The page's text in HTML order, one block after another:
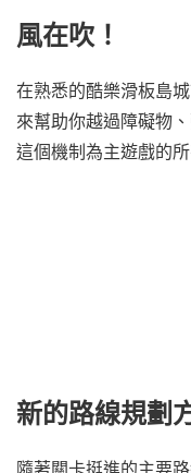
風在吹！
在熟悉的酷樂滑板島
來幫助你越過障礙物
這個機制為主遊戲的
新的路線規劃